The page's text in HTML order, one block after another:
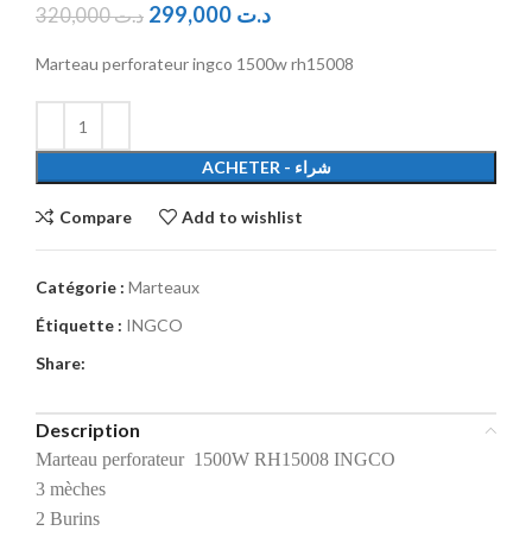
د.ت320,000 د.ت
Marteau perforateur ingco 1500w rh15008
ACHETER - شراء
Compare Add to wishlist
Catégorie : Marteaux
Étiquette : INGCO
Share:
Description
Marteau perforateur 1500W RH15008 INGCO
3 mèches
2 Burins